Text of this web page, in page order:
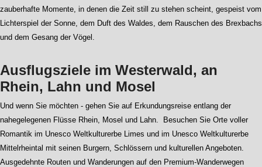
zauberhafte Momente, in denen die Zeit still zu stehen scheint, gespeist vom
Lichterspiel der Sonne, dem Duft des Waldes, dem Rauschen des Brexbachs
und dem Gesang der Vögel.
Ausflugsziele im Westerwald, an
Rhein, Lahn und Mosel
Und wenn Sie möchten - gehen Sie auf Erkundungsreise entlang der
nahegelegenen Flüsse Rhein, Mosel und Lahn. Besuchen Sie Orte voller
Romantik im Unesco Weltkulturerbe Limes und im Unesco Weltkulturerbe
Mittelrheintal mit seinen Burgern, Schlössern und kulturellen Angeboten.
Ausgedehnte Routen und Wanderungen auf den Premium-Wanderwegen